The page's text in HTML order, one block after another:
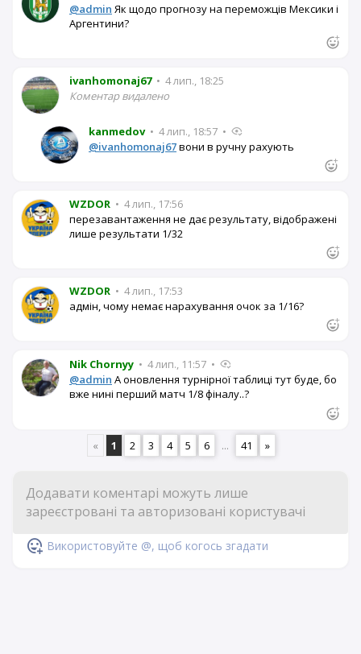
@admin Як щодо прогнозу на переможців Мексики і
Аргентини?
ivanhomonaj67 • 4 лип., 18:25
Коментар видалено
kanmedov • 4 лип., 18:57 •
@ivanhomonaj67вони в ручну рахують
WZDOR • 4 лип., 17:56
перезавантаження не дає результату, відображені
лише результати 1/32
WZDOR • 4 лип., 17:53
адмін, чому немає нарахування очок за 1/16?
Nik Chornyy • 4 лип., 11:57 •
@admin А оновлення турнірної таблиці тут буде, бо
вже нині перший матч 1/8 фіналу..?
« 1 2 3 4 5 6 ... 41 »
Використовуйте @, щоб когось згадати